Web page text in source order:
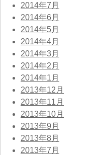
2014年7月
2014年6月
2014年5月
2014年4月
2014年3月
2014年2月
2014年1月
2013年12月
2013年11月
2013年10月
2013年9月
2013年8月
2013年7月